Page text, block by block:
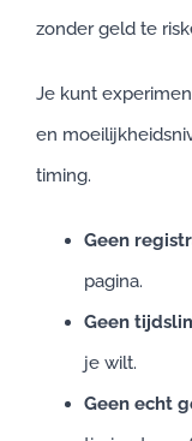
zonder geld te
Je kunt
en
timing.
Geen
pagina.
Geen
je wilt.
Geen echt